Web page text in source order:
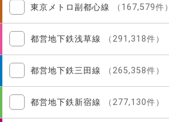
東京メトロ副都心線 （167,579件）
都営地下鉄浅草線 （291,318件）
都営地下鉄三田線 （265,358件）
都営地下鉄新宿線 （277,130件）